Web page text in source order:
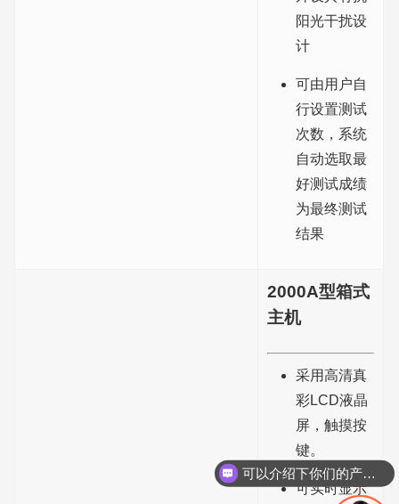
阳光干扰设
计
可由用户自
行设置测试
次数，系统
自动选取最
好测试成绩
为最终测试
结果
2000A型箱式
主机
采用高清真
彩LCD液晶
屏，触摸按
键。
可实时显示
可以介绍下你们的产品么？